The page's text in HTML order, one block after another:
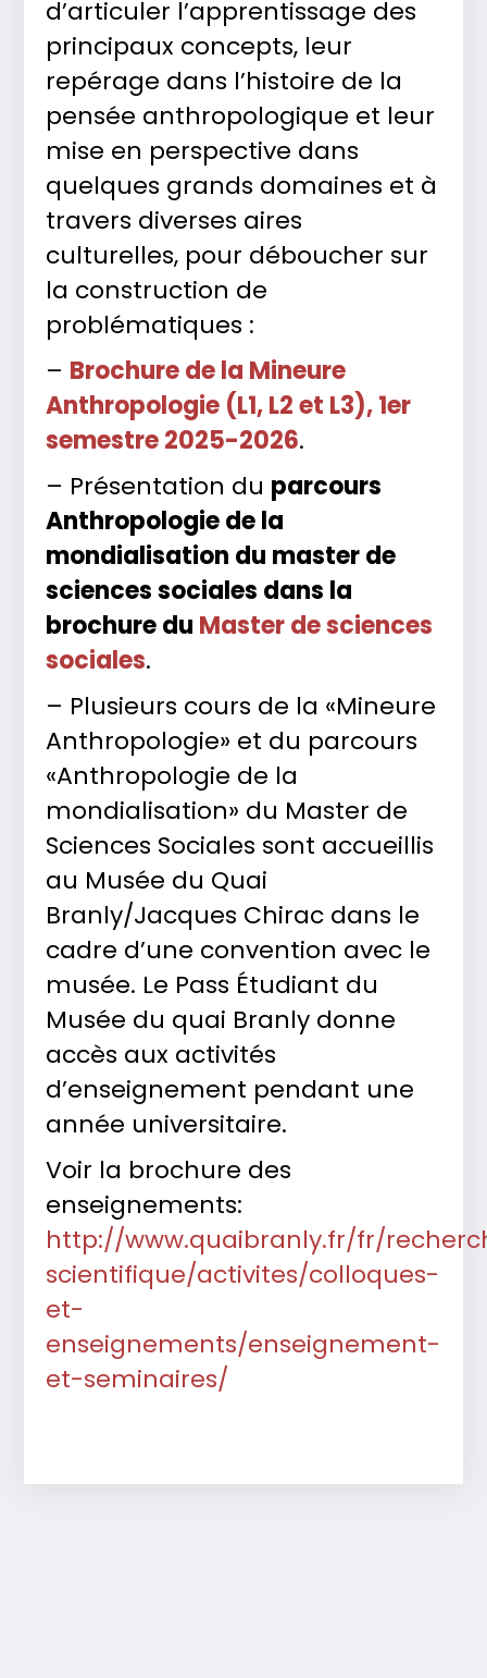
d’articuler l’apprentissage des
principaux concepts, leur
repérage dans l’histoire de la
pensée anthropologique et leur
mise en perspective dans
quelques grands domaines et à
travers diverses aires
culturelles, pour déboucher sur
la construction de
problématiques :
– Brochure de la Mineure
Anthropologie (L1, L2 et L3), 1er
semestre 2025-2026.
– Présentation du parcours
Anthropologie de la
mondialisation du master de
sciences sociales dans la
brochure du Master de sciences
sociales.
– Plusieurs cours de la «Mineure
Anthropologie» et du parcours
«Anthropologie de la
mondialisation» du Master de
Sciences Sociales sont accueillis
au Musée du Quai
Branly/Jacques Chirac dans le
cadre d’une convention avec le
musée. Le Pass Étudiant du
Musée du quai Branly donne
accès aux activités
d’enseignement pendant une
année universitaire.
Voir la brochure des
enseignements:
http://www.quaibranly.fr/fr/
scientifique/activites/colloques-
et-
enseignements/enseignement-
et-seminaires/